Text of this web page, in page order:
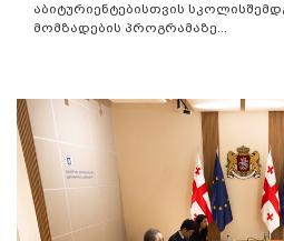
აბიტურიენტებისთვის
მომზადების პროგრამაზე...